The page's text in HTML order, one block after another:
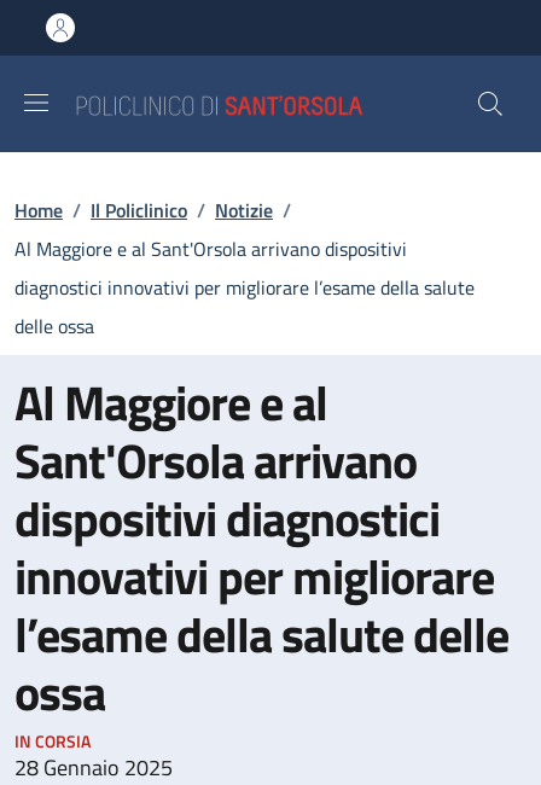
al contenuto principale
to footer content
Briciole di pane
Home / Il Policlinico / Notizie /
Al Maggiore e al Sant'Orsola arrivano dispositivi
diagnostici innovativi per migliorare l’esame della salute
delle ossa
Al Maggiore e al
Sant'Orsola arrivano
dispositivi diagnostici
innovativi per migliorare
l’esame della salute delle
ossa
IN CORSIA
28 Gennaio 2025